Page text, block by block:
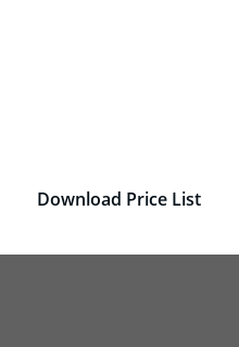
Download Price List